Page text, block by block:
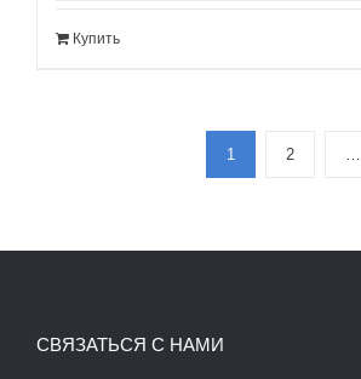
Купить
1 2 …
СВЯЗАТЬСЯ С НАМИ